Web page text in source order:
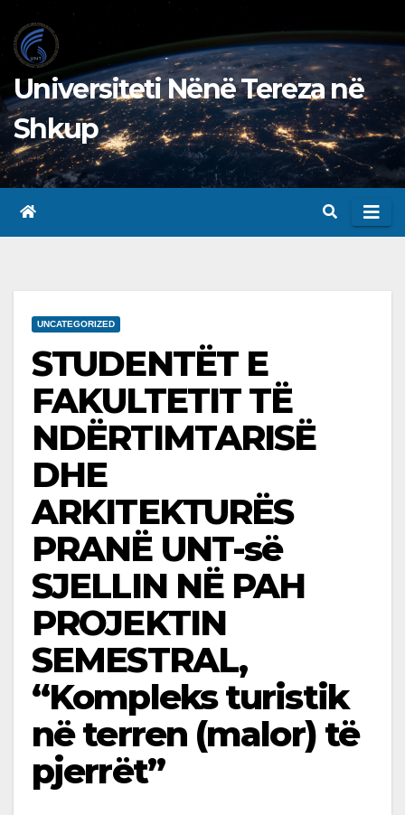
to
content
Universiteti Nënë Tereza në
Shkup
UNCATEGORIZED
STUDENTËT E
FAKULTETIT TË
NDËRTIMTARISË
DHE
ARKITEKTURËS
PRANË UNT-së
SJELLIN NË PAH
PROJEKTIN
SEMESTRAL,
“Kompleks turistik
në terren (malor) të
pjerrët”